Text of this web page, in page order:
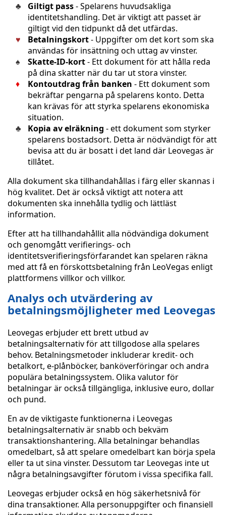
Giltigt pass- Spelarens huvudsakliga
identitetshandling. Det är viktigt att passet är
giltigt vid den tidpunkt då det utfärdas.
Betalningskort- Uppgifter om det kort som ska
användas för insättning och uttag av vinster.
Skatte-ID-kort- Ett dokument för att hålla reda
på dina skatter när du tar ut stora vinster.
Kontoutdrag från banken - Ett dokument som
bekräftar pengarna på spelarens konto. Detta
kan krävas för att styrka spelarens ekonomiska
situation.
Kopia av elräkning - ett dokument som styrker
spelarens bostadsort. Detta är nödvändigt för att
bevisa att du är bosatt i det land där Leovegas är
tillåtet.
Alla dokument ska tillhandahållas i färg eller skannas i
hög kvalitet. Det är också viktigt att notera att
dokumenten ska innehålla tydlig och lättläst
information.
Efter att ha tillhandahållit alla nödvändiga dokument
och genomgått verifierings- och
identitetsverifieringsförfarandet kan spelaren räkna
med att få en förskottsbetalning från LeoVegas enligt
plattformens villkor och villkor.
Analys och utvärdering av
betalningsmöjligheter med Leovegas
Leovegas erbjuder ett brett utbud av
betalningsalternativ för att tillgodose alla spelares
behov. Betalningsmetoder inkluderar kredit- och
betalkort, e-plånböcker, banköverföringar och andra
populära betalningssystem. Olika valutor för
betalningar är också tillgängliga, inklusive euro, dollar
och pund.
En av de viktigaste funktionerna i Leovegas
betalningsalternativ är snabb och bekväm
transaktionshantering. Alla betalningar behandlas
omedelbart, så att spelare omedelbart kan börja spela
eller ta ut sina vinster. Dessutom tar Leovegas inte ut
några betalningsavgifter förutom i vissa specifika fall.
Leovegas erbjuder också en hög säkerhetsnivå för
dina transaktioner. Alla personuppgifter och finansiell